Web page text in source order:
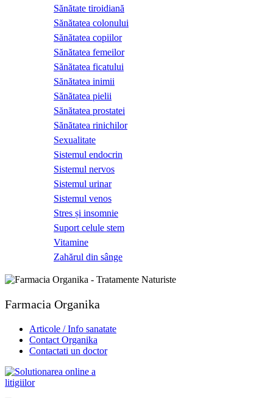
Sănătate tiroidiană
Sănătatea colonului
Sănătatea copiilor
Sănătatea femeilor
Sănătatea ficatului
Sănătatea inimii
Sănătatea pielii
Sănătatea prostatei
Sănătatea rinichilor
Sexualitate
Sistemul endocrin
Sistemul nervos
Sistemul urinar
Sistemul venos
Stres și insomnie
Suport celule stem
Vitamine
Zahărul din sânge
Farmacia Organika
Articole / Info sanatate
Contact Organika
Contactati un doctor